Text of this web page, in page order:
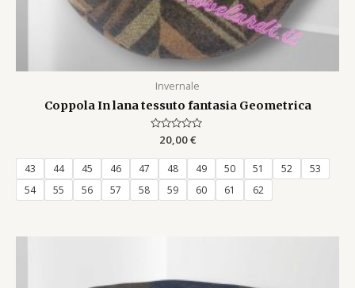
Invernale
Coppola In lana tessuto fantasia Geometrica
Rated
out
20,00€
43 44 45 46 47 48 49 50 51 52
53
54
55 56 57 58 59 60 61 62